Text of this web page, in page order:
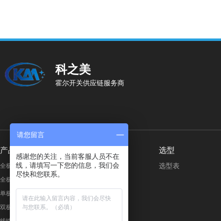
科之美
霍尔开关供应链服务商
产品分类
全极微功耗霍尔开关
全极高电压霍尔开关
单极霍尔开关
双极锁存霍尔开关
美容个护
选型
选型表
请您留言
感谢您的关注，当前客服人员不在
线，请填写一下您的信息，我们会
尽快和您联系。